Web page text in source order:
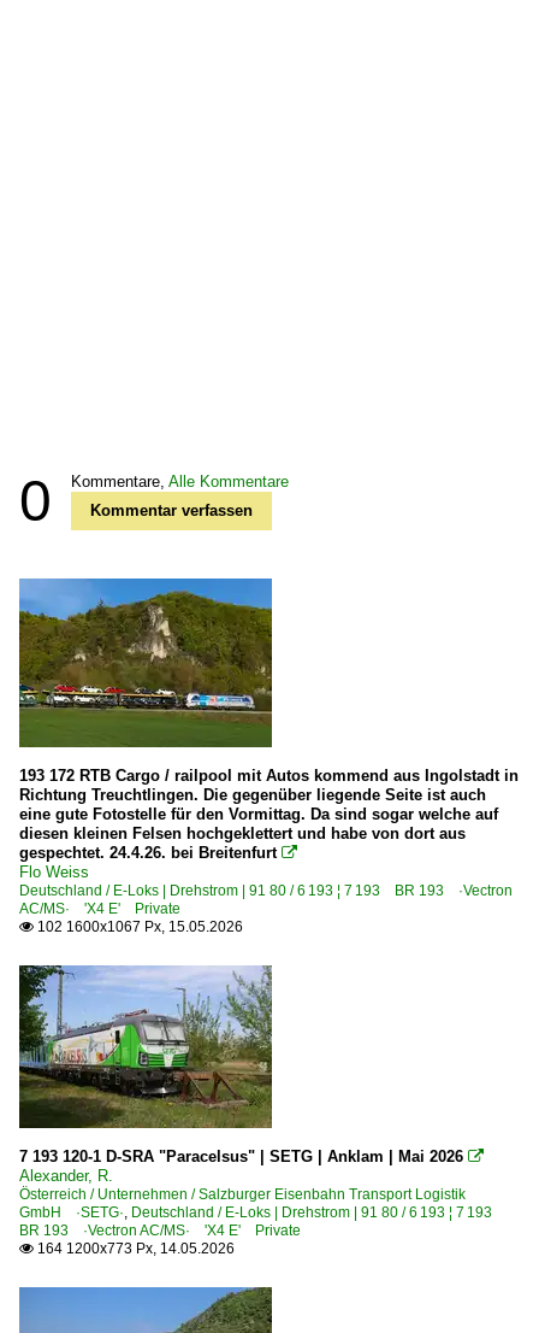
0 Kommentare, Alle Kommentare
Kommentar verfassen
193 172 RTB Cargo / railpool mit Autos kommend aus Ingolstadt in
Richtung Treuchtlingen. Die gegenüber liegende Seite ist auch
eine gute Fotostelle für den Vormittag. Da sind sogar welche auf
diesen kleinen Felsen hochgeklettert und habe von dort aus
gespechtet. 24.4.26. bei Breitenfurt 
Flo Weiss
Deutschland / E-Loks | Drehstrom | 91 80 / 6 193 ¦ 7 193 BR 193 ·Vectron
AC/MS· 'X4 E' Private
 102 1600x1067 Px, 15.05.2026
7 193 120-1 D-SRA "Paracelsus" | SETG | Anklam | Mai 2026 
Alexander, R.
Österreich / Unternehmen / Salzburger Eisenbahn Transport Logistik
GmbH ·SETG·, Deutschland / E-Loks | Drehstrom | 91 80 / 6 193 ¦ 7 193
BR 193 ·Vectron AC/MS· 'X4 E' Private
 164 1200x773 Px, 14.05.2026